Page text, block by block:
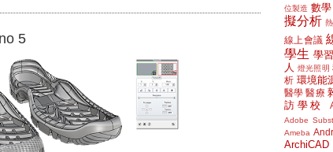
5
位製造 數學
擬分析
線上會議
學生 學習
人
燈光照明
析 環境能
醫學 醫療
訪學校
Adobe
Ameba
ArchiCAD